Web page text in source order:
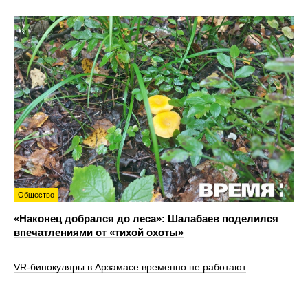
Общество
«Наконец добрался до леса»: Шалабаев поделился
впечатлениями от «тихой охоты»
VR‑бинокуляры в Арзамасе временно не работают